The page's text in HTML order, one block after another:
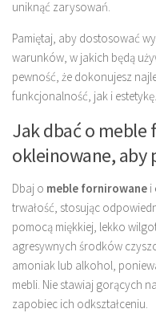
uniknąć zarysowań.
Pamiętaj, aby dostosować
warunków, w jakich będą
pewność, że dokonujesz
funkcjonalność, jak i estetykę.
Jak dbać o meble
okleinowane, aby
Dbaj o meble fornirowane i
trwałość, stosując
pomocą miękkiej, lekko
agresywnych środków
amoniak lub alkohol,
mebli. Nie stawiaj gorących
zapobiec ich odkształceniu.